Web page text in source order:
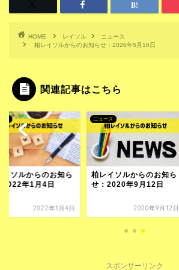
HOME レイソル
ニュース
柏レイソルからのお知らせ：2026年5月16日
関連記事はこちら
イソルからのお知ら
2022年1月4日
2022年1月4日
ニュース
柏レイソルからのお知ら
せ：2020年9月12日
2020年9月12日
スポンサーリンク